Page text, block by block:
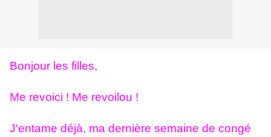
Bonjour les filles,
Me revoici ! Me revoilou !
J'entame déjà, ma dernière semaine de congé